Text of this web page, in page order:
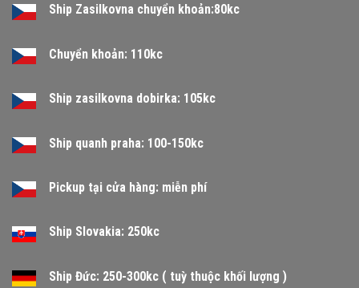
Ship Zasilkovna chuyển khoản:80kc
Chuyển khoản: 110kc
Ship zasilkovna dobirka: 105kc
Ship quanh praha: 100-150kc
Pickup tại cửa hàng: miễn phí
Ship Slovakia: 250kc
Ship Đức: 250-300kc ( tuỳ thuộc khối lượng )